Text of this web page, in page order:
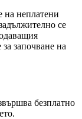
неплатени
се
започване на
безплатно